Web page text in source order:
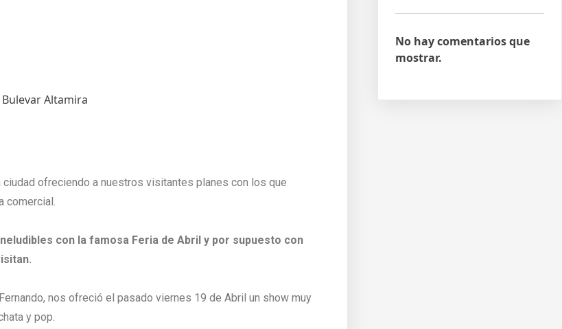
ofreciendo a nuestros visitantes planes con los que
comercial.
con la famosa Feria de Abril y por supuesto con
nos ofreció el pasado viernes 19 de Abril un show muy
y pop.
No hay comentarios que
mostrar.